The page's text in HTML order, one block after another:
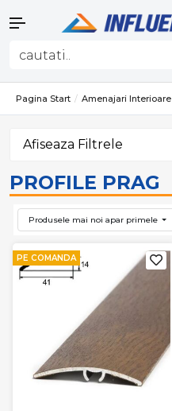
Pagina Start Amenajari Interioare
Afiseaza Filtrele
PROFILE PRAG
Produsele mai noi apar primele
PE COMANDA